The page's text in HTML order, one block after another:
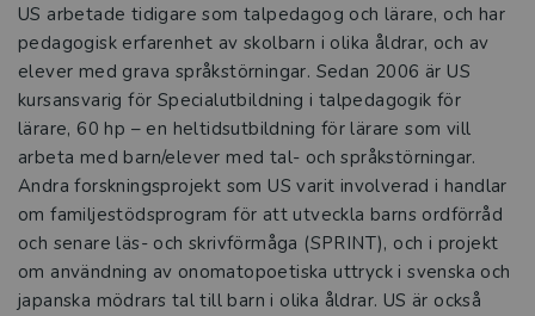
US arbetade tidigare som talpedagog och lärare, och har
pedagogisk erfarenhet av skolbarn i olika åldrar, och av
elever med grava språkstörningar. Sedan 2006 är US
kursansvarig för Specialutbildning i talpedagogik för
lärare, 60 hp – en heltidsutbildning för lärare som vill
arbeta med barn/elever med tal- och språkstörningar.
Andra forskningsprojekt som US varit involverad i handlar
om familjestödsprogram för att utveckla barns ordförråd
och senare läs- och skrivförmåga (SPRINT), och i projekt
om användning av onomatopoetiska uttryck i svenska och
japanska mödrars tal till barn i olika åldrar. US är också